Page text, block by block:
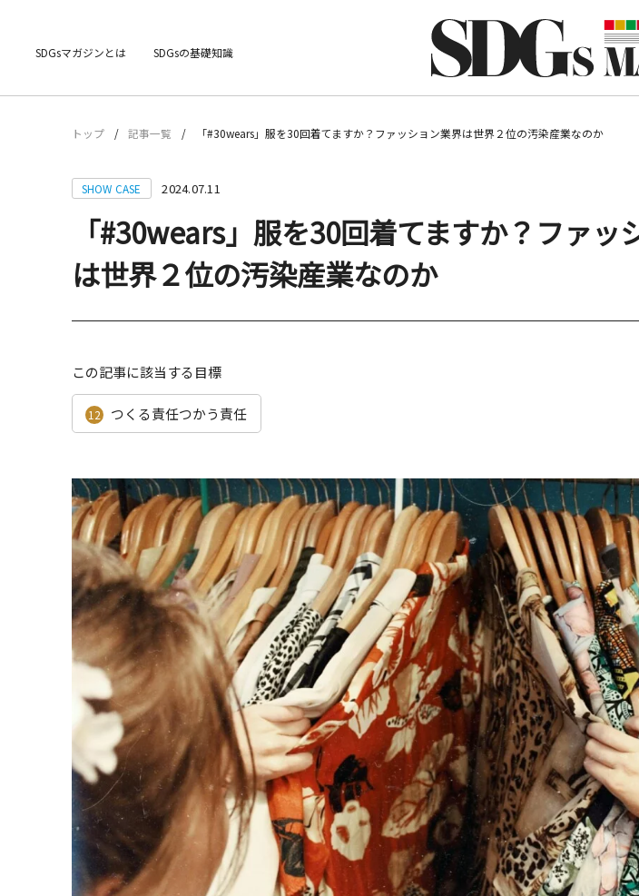
SDGsマガジンとは
SDGsの基礎知識
トップ 記事一覧 「#30wears」服を30回着てますか？ファッション業界は世界２位の汚染産業なのか
SHOW CASE 2024.07.11
「#30wears」服を30回着てますか？ファッ
は世界２位の汚染産業なのか
この記事に該当する目標
12 つくる責任つかう責任